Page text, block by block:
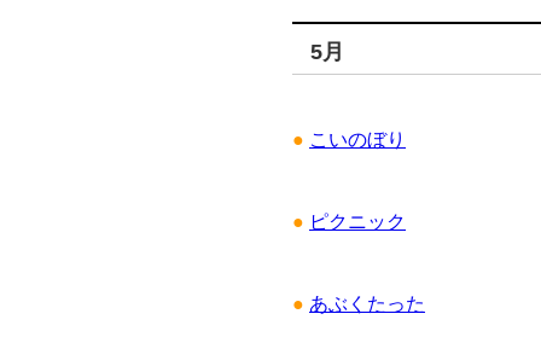
5月
● こいのぼり
● ピクニック
● あぶくたった